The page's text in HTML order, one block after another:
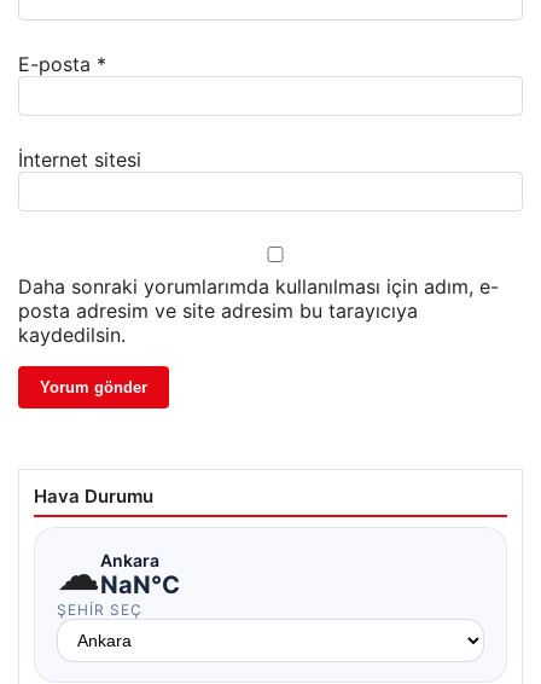
E-posta *
İnternet sitesi
Daha sonraki yorumlarımda kullanılması için adım, e-
posta adresim ve site adresim bu tarayıcıya
kaydedilsin.
Hava Durumu
☁Ankara
NaN°C
ŞEHIR SEÇ